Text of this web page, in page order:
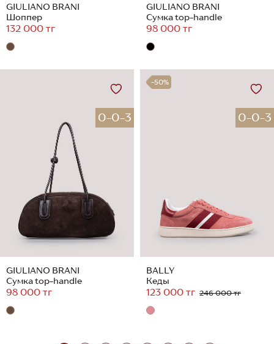
GIULIANO BRANI
Шоппер
132 000 тг
GIULIANO BRANI
Сумка top-handle
98 000 тг
0-0-3
GIULIANO BRANI
Сумка top-handle
98 000 тг
-50%
0-0-3
BALLY
Кеды
123 000 тг 246 000 тг